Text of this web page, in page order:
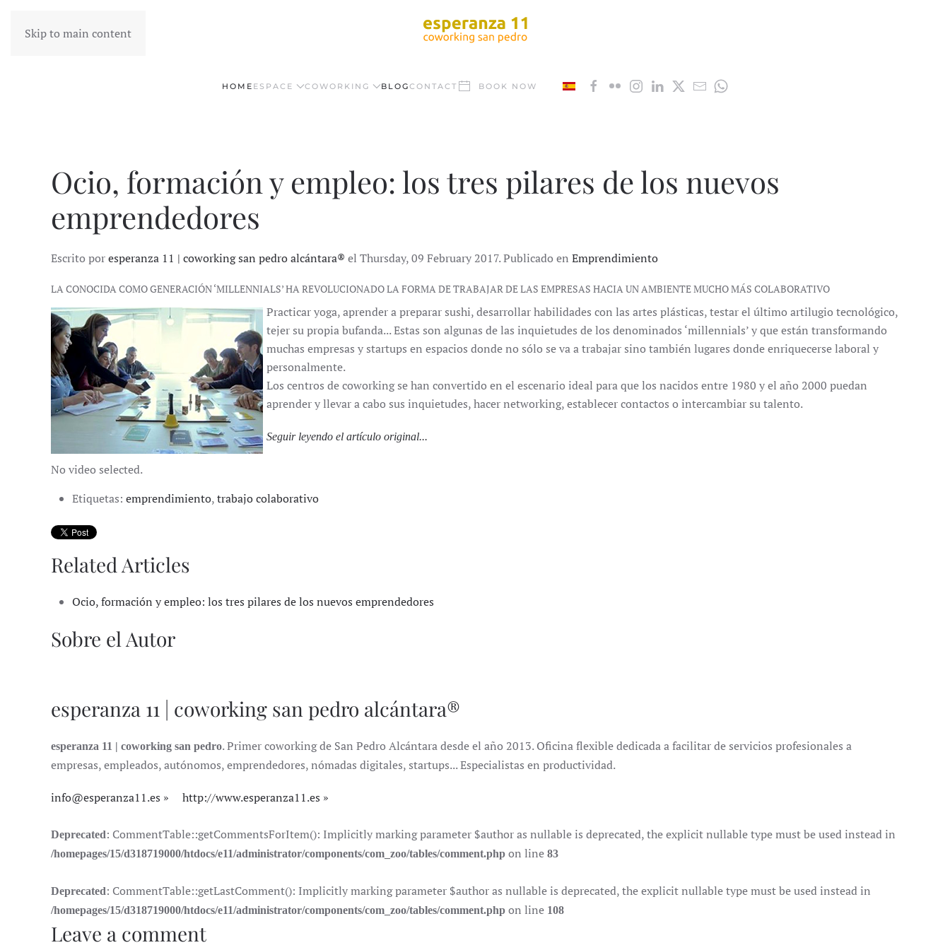
Skip to main content
HOME ESPACE COWORKING BLOGCONTACT BOOK NOW
Ocio, formación y empleo: los tres pilares de los nuevos
emprendedores
Escrito poresperanza 11 | coworking san pedro alcántara® el Thursday, 09 February 2017. Publicado en Emprendimiento
LA CONOCIDA COMO GENERACIÓN ‘MILLENNIALS’ HA REVOLUCIONADO LA FORMA DE TRABAJAR DE LAS EMPRESAS HACIA UN AMBIENTE MUCHO MÁS COLABORATIVO
Practicar yoga, aprender a preparar sushi, desarrollar habilidades con las artes plásticas, testar el último artilugio tecnológico,
tejer su propia bufanda... Estas son algunas de las inquietudes de los denominados ‘millennials’ y que están transformando
muchas empresas y startups en espacios donde no sólo se va a trabajar sino también lugares donde enriquecerse laboral y
personalmente.
Los centros de coworking se han convertido en el escenario ideal para que los nacidos entre 1980 y el año 2000 puedan
aprender y llevar a cabo sus inquietudes, hacer networking, establecer contactos o intercambiar su talento.
Seguir leyendo el artículo original...
No video selected.
Etiquetas: emprendimiento,trabajo colaborativo
Related Articles
Ocio, formación y empleo: los tres pilares de los nuevos emprendedores
Sobre el Autor
esperanza 11 | coworking san pedro alcántara®
esperanza 11 | coworking san pedro. Primer coworking de San Pedro Alcántara desde el año 2013. Oficina flexible dedicada a facilitar de servicios profesionales a
empresas, empleados, autónomos, emprendedores, nómadas digitales, startups... Especialistas en productividad.
info@esperanza11.es http://www.esperanza11.es
Deprecated: CommentTable::getCommentsForItem(): Implicitly marking parameter $author as nullable is deprecated, the explicit nullable type must be used instead in
/homepages/15/d318719000/htdocs/e11/administrator/components/com_zoo/tables/comment.php on line 83
Deprecated: CommentTable::getLastComment(): Implicitly marking parameter $author as nullable is deprecated, the explicit nullable type must be used instead in
/homepages/15/d318719000/htdocs/e11/administrator/components/com_zoo/tables/comment.php on line 108
Leave a comment